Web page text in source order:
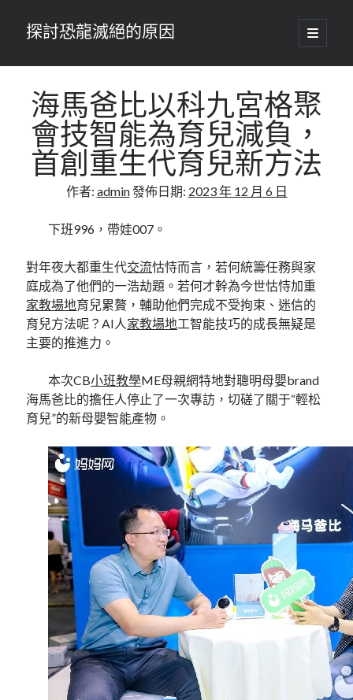
探討恐龍滅絕的原因
開
啟
要
單
海馬爸比以科九宮格聚
會技智能為育兒減負，
首創重生代育兒新方法
作者: admin發佈日期: 2023 年 12 月 6 日
下班996，帶娃007。
對年夜大都重生代交流怙恃而言，若何統籌任務與家
庭成為了他們的一浩劫題。若何才幹為今世怙恃加重
家教場地育兒累贅，輔助他們完成不受拘束、迷信的
育兒方法呢？AI人家教場地工智能技巧的成長無疑是
主要的推進力。
本次CB小班教學ME母親網特地對聰明母嬰brand
海馬爸比的擔任人停止了一次專訪，切磋了關于“輕松
育兒”的新母嬰智能產物。